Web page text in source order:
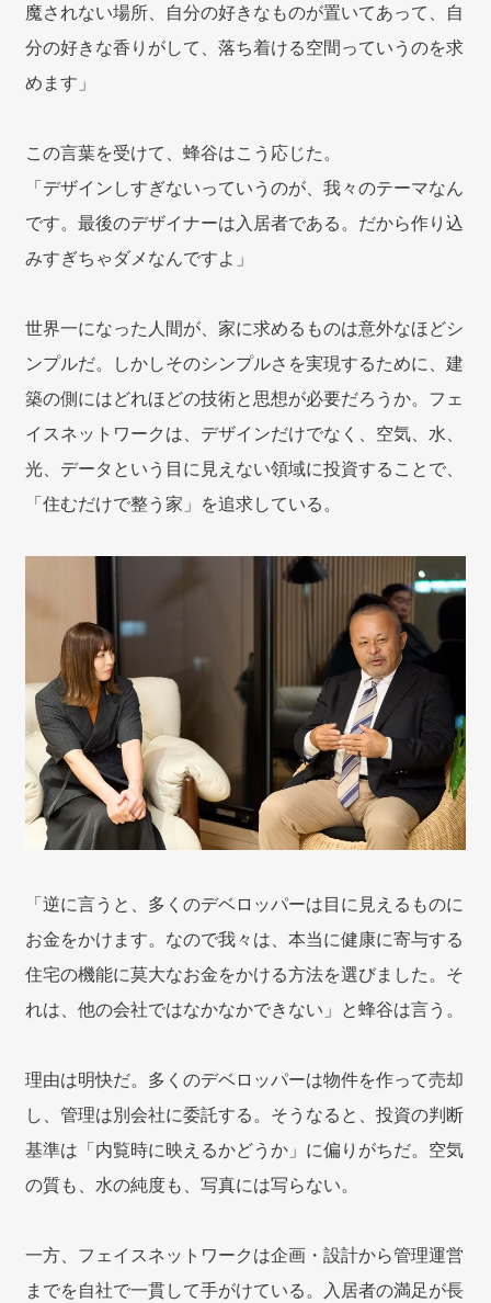
魔されない場所、自分の好きなものが置いてあって、自
分の好きな香りがして、落ち着ける空間っていうのを求
めます」
この言葉を受けて、蜂谷はこう応じた。
「デザインしすぎないっていうのが、我々のテーマなん
です。最後のデザイナーは入居者である。だから作り込
みすぎちゃダメなんですよ」
世界一になった人間が、家に求めるものは意外なほどシ
ンプルだ。しかしそのシンプルさを実現するために、建
築の側にはどれほどの技術と思想が必要だろうか。フェ
イスネットワークは、デザインだけでなく、空気、水、
光、データという目に見えない領域に投資することで、
「住むだけで整う家」を追求している。
「逆に言うと、多くのデベロッパーは目に見えるものに
お金をかけます。なので我々は、本当に健康に寄与する
住宅の機能に莫大なお金をかける方法を選びました。そ
れは、他の会社ではなかなかできない」と蜂谷は言う。
理由は明快だ。多くのデベロッパーは物件を作って売却
し、管理は別会社に委託する。そうなると、投資の判断
基準は「内覧時に映えるかどうか」に偏りがちだ。空気
の質も、水の純度も、写真には写らない。
一方、フェイスネットワークは企画・設計から管理運営
までを自社で一貫して手がけている。入居者の満足が長